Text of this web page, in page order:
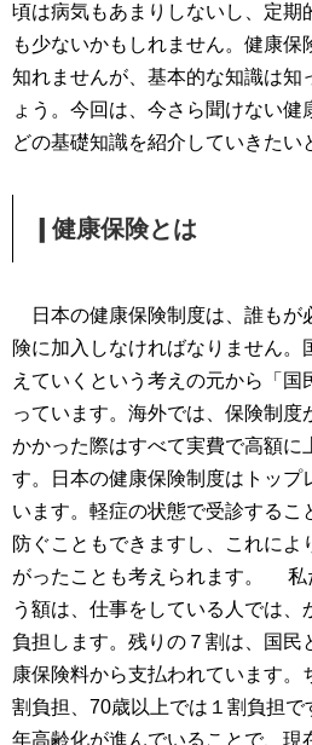
頃は病気もあまりしないし、定期
も少ないかもしれません。健康保
知れませんが、基本的な知識は知
ょう。今回は、今さら聞けない健
どの基礎知識を紹介していきたい
❙健康保険とは
日本の健康保険制度は、誰もが
険に加入しなければなりません。
えていくという考えの元から「国
っています。海外では、保険制度
かかった際はすべて実費で高額に
す。日本の健康保険制度はトップ
います。軽症の状態で受診するこ
防ぐこともできますし、これによ
がったことも考えられます。
私
う額は、仕事をしている人では、
負担します。残りの７割は、国民
康保険料から支払われています。
割負担、70歳以上では１割負担で
年高齢化が進んでいることで、現